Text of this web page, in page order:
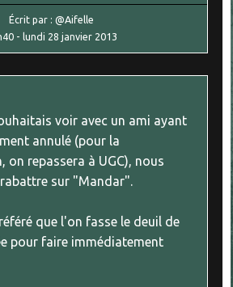
Écrit par :@Aifelle
- lundi 28 janvier 2013
voir avec un ami ayant
annulé (pour la
on repassera à UGC), nous
sur "Mandar".
que l'on fasse le deuil de
pour faire immédiatement